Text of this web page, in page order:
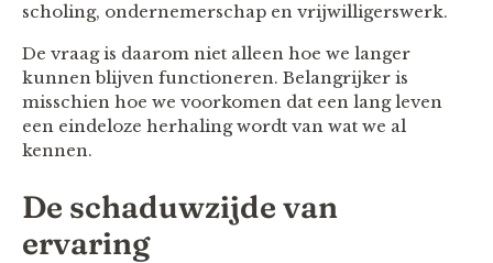
scholing, ondernemerschap en vrijwilligerswerk.
De vraag is daarom niet alleen hoe we langer
kunnen blijven functioneren. Belangrijker is
misschien hoe we voorkomen dat een lang leven
een eindeloze herhaling wordt van wat we al
kennen.
De schaduwzijde van
ervaring